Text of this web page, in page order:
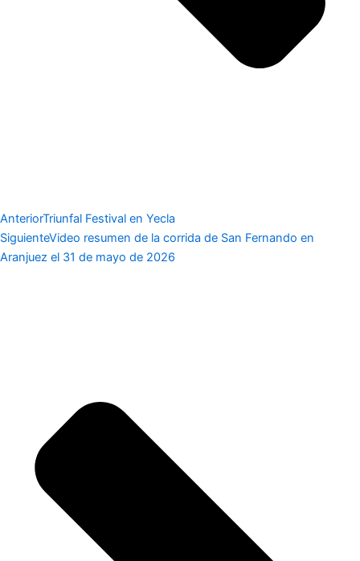
AnteriorTriunfal Festival en Yecla
SiguienteVideo resumen de la corrida de San Fernando en
Aranjuez el 31 de mayo de 2026